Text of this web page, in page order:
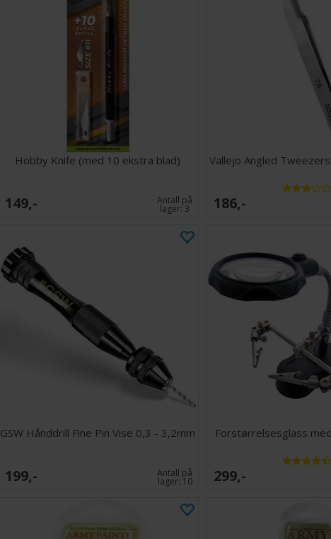
Hobby Knife (med 10 ekstra blad)
149,- Antall på
lager:3
Vallejo Angled
186,-
GSW Hånddrill Fine Pin Vise 0,3 - 3,2mm
199,- Antall på
lager: 10
Forstørrelsesglass
299,-